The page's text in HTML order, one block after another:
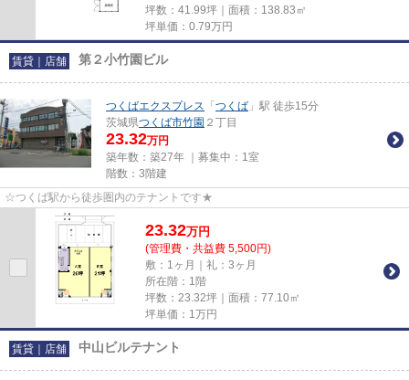
坪数：41.99坪｜面積：138.83㎡
坪単価： 0.79万円
賃貸｜店舗 第２小竹園ビル
つくばエクスプレス 「 つくば 」駅 徒歩15分
茨城県つくば市竹園 ２丁目
23.32万円
築年数：築27年 ｜募集中： 1室
階数：3階建
☆つくば駅から徒歩圏内のテナントです★
23.32万円
(管理費・共益費 5,500円)
敷：1ヶ月｜礼：3ヶ月
所在階：1階
坪数：23.32坪｜面積：77.10㎡
坪単価： 1万円
賃貸｜店舗 中山ビルテナント